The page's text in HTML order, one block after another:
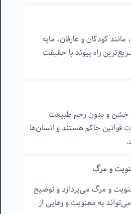
کودکان و عارفان، مایه
راه پیوند با حقیقت
خشن و بدون رحم طبیعت
قوانین حاکم هستند و انسان‌ها
و مرگ
و مرگ می‌پردازد و توضیح
به معنویت و رهایی از